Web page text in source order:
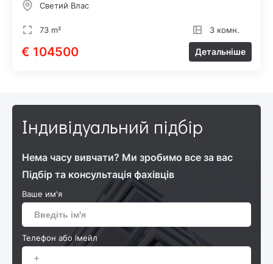
Светий Влас
73 m² 3 комн.
€ 104500 Детальніше
Індивідуальний підбір
Нема часу вивчати? Ми зробимо все за вас
Підбір та консультація фахівців
Ваше им'я
Телефон або імейл